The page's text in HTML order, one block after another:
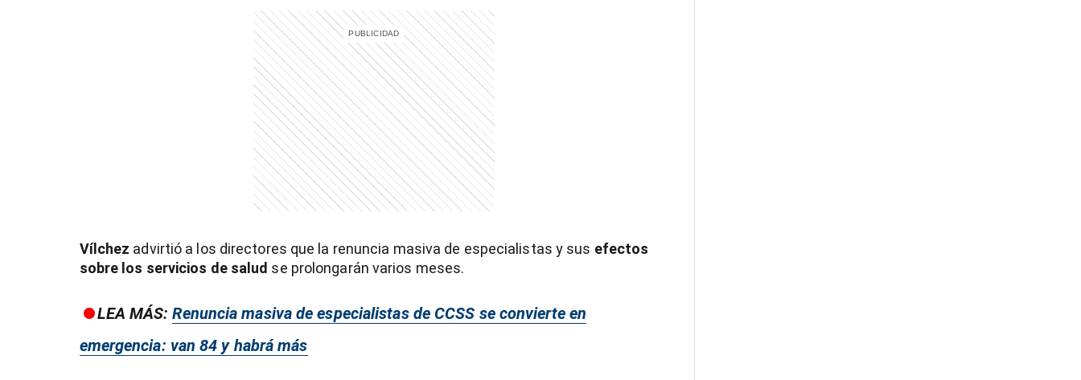
Vílchez advirtió a los directores que la renuncia masiva de especialistas y sus efectos
sobre los servicios de salud se prolongarán varios meses.
LEA MÁS:Renuncia masiva de especialistas de CCSS se convierte en
emergencia: van 84 y habrá más